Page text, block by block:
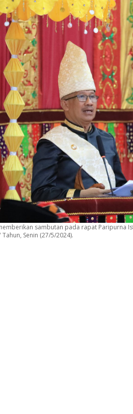
sambutan pada rapat Paripurna
Senin (27/5/2024).